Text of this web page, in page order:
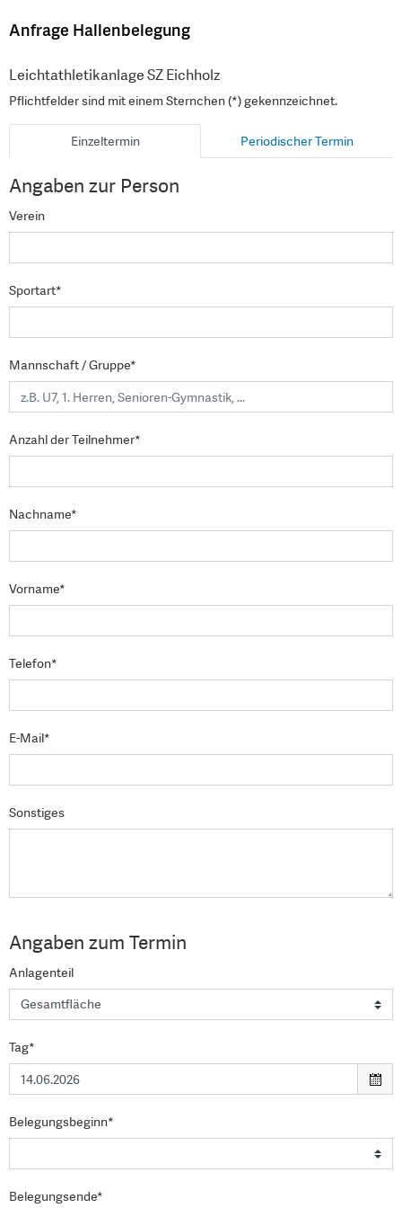
Anfrage Hallenbelegung
Leichtathletikanlage SZ Eichholz
Pflichtfelder sind mit einem Sternchen (*) gekennzeichnet.
Einzeltermin Periodischer Termin
Angaben zur Person
Verein
Sportart*
Mannschaft / Gruppe*
Anzahl der Teilnehmer*
Nachname*
Vorname*
Telefon*
E-Mail*
Sonstiges
Angaben zum Termin
Anlagenteil
Tag*
Belegungsbeginn*
Belegungsende*